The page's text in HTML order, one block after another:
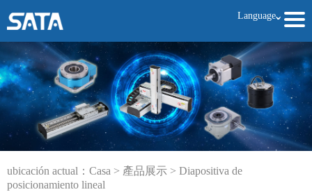
Languageˇ
ubicación actual： Casa > 產品展示 > Diapositiva de
posicionamiento lineal